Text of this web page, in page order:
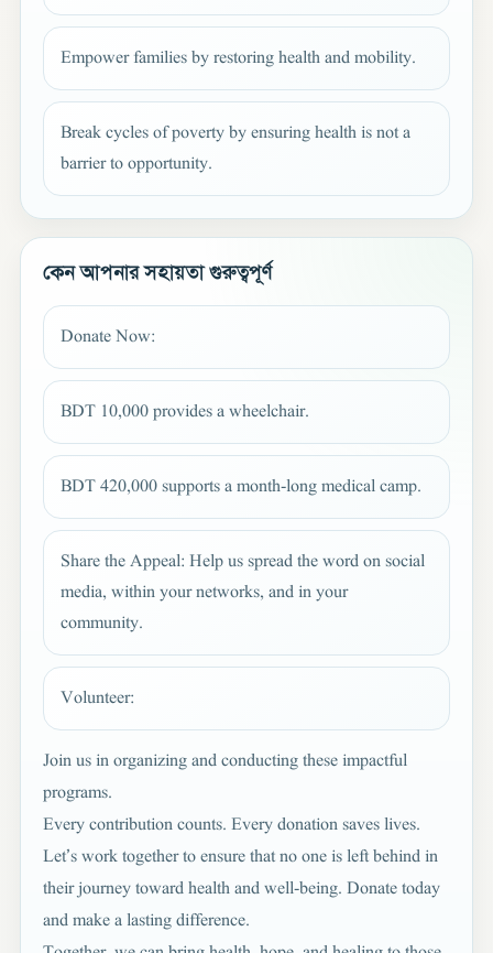
Empower families by restoring health and mobility.
Break cycles of poverty by ensuring health is not a
barrier to opportunity.
কেন আপনার সহায়তা গুরুত্বপূর্ণ
Donate Now:
BDT 10,000 provides a wheelchair.
BDT 420,000 supports a month-long medical camp.
Share the Appeal: Help us spread the word on social
media, within your networks, and in your
community.
Volunteer:
Join us in organizing and conducting these impactful
programs.
Every contribution counts. Every donation saves lives.
Let’s work together to ensure that no one is left behind in
their journey toward health and well-being. Donate today
and make a lasting difference.